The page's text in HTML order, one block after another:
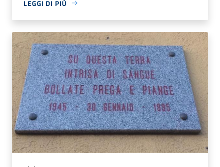
LEGGI DI PIÙ